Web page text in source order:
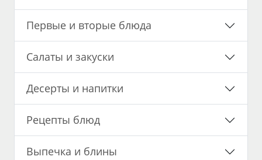
Первые и вторые блюда
Салаты и закуски
Десерты и напитки
Рецепты блюд
Выпечка и блины